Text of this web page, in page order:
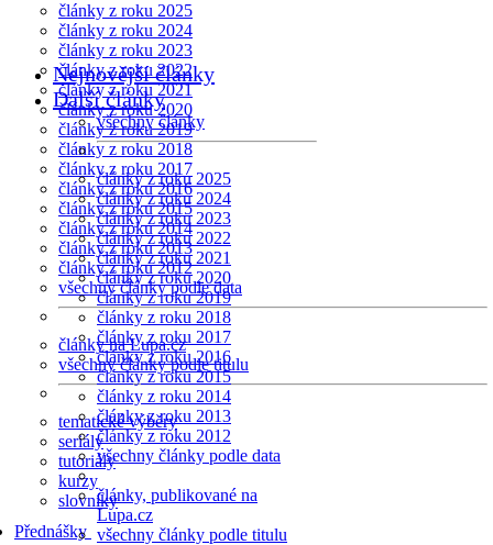
články z roku 2025
články z roku 2024
články z roku 2023
články z roku 2022
články z roku 2021
články z roku 2020
články z roku 2019
články z roku 2018
články z roku 2017
články z roku 2016
články z roku 2015
články z roku 2014
články z roku 2013
články z roku 2012
všechny články podle data
články na Lupa.cz
všechny články podle titulu
tematické výběry
seriály
tutoriály
kurzy
slovníky
Přednášky
Nejnovější články
Další články
všechny články
články z roku 2025
články z roku 2024
články z roku 2023
články z roku 2022
články z roku 2021
články z roku 2020
články z roku 2019
články z roku 2018
články z roku 2017
články z roku 2016
články z roku 2015
články z roku 2014
články z roku 2013
články z roku 2012
všechny články podle data
články, publikované na
Lupa.cz
všechny články podle titulu